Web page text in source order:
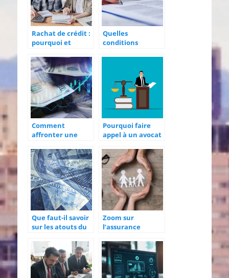
Rachat de crédit :
pourquoi et
recourir ?
Quelles
conditions
Comment
affronter une
imprévue ?
Pourquoi faire
appel à un avocat
?
Que faut-il savoir
sur les atouts du
consommation et
de ce qu’il faut
pour en
bénéficier ?
Zoom sur
l’assurance
avantages